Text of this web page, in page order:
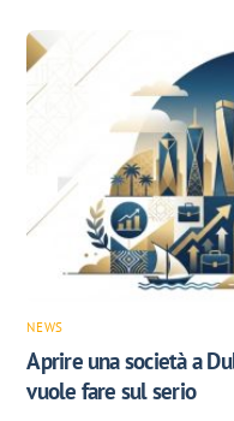
NEWS
Aprire una società a
vuole fare sul serio